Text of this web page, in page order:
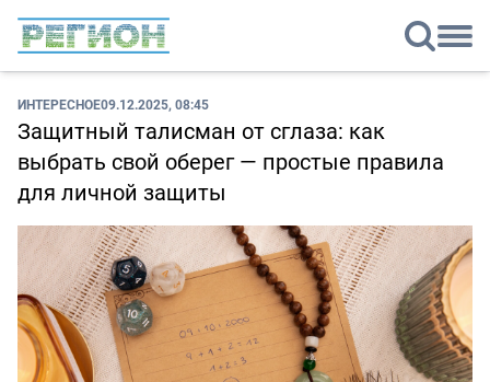
ИНТЕРЕСНОЕ09.12.2025, 08:45
Защитный талисман от сглаза: как
выбрать свой оберег — простые правила
для личной защиты